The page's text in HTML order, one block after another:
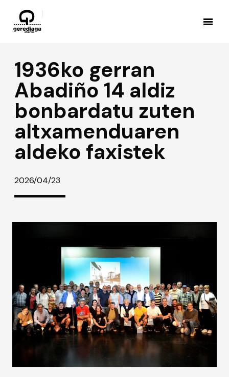
1936ko gerran
Abadiño 14 aldiz
bonbardatu zuten
altxamenduaren
aldeko faxistek
2026/04/23